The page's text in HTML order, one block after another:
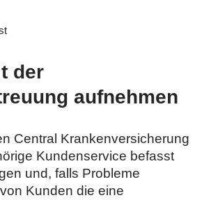
der
aufnehmen
Central Krankenversicherung
Kundenservice befasst
und, falls Probleme
Kunden die eine